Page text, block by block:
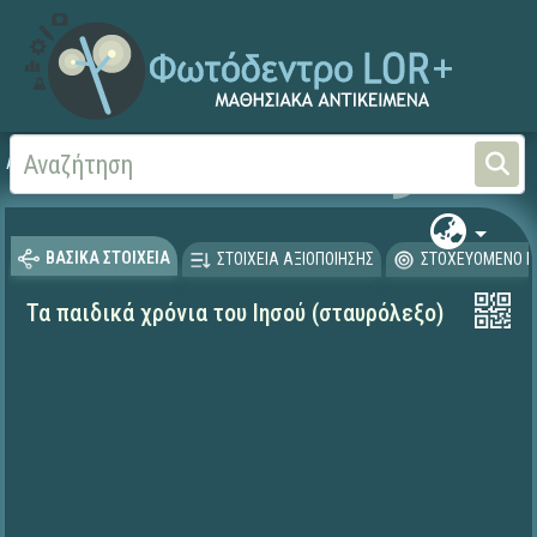
Αρχική Καινή
ΒΑΣΙΚΑ ΣΤΟΙΧΕΙΑ ΣΤΟΙΧΕΙΑ ΑΞΙΟΠΟΙΗΣΗΣ ΣΤΟΧΕΥΟΜΕΝΟ
Τα παιδικά χρόνια του Ιησού (σταυρόλεξο)